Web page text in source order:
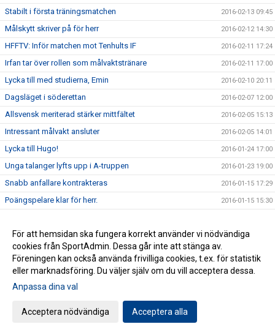
Stabilt i första träningsmatchen 2016-02-13 09:45
Målskytt skriver på för herr 2016-02-12 14:30
HFFTV: Inför matchen mot Tenhults IF 2016-02-11 17:24
Irfan tar över rollen som målvaktstränare 2016-02-11 17:00
Lycka till med studierna, Emin 2016-02-10 20:11
Dagsläget i söderettan 2016-02-07 12:00
Allsvensk meriterad stärker mittfältet 2016-02-05 15:13
Intressant målvakt ansluter 2016-02-05 14:01
Lycka till Hugo! 2016-01-24 17:00
Unga talanger lyfts upp i A-truppen 2016-01-23 19:00
Snabb anfallare kontrakteras 2016-01-15 17:29
Poängspelare klar för herr. 2016-01-15 15:30
Nytt upplägg med ny fyscoach 2016-01-12 16:05
Fler pusselbitar på plats i herrtruppen
Då gästar Cederbergs lag Vapenvallen. 2016-01-09 09:08
Herrarna stärker defensiven med karaktärspelare
Harmonisk tränare på årets första träningspass
För att hemsidan ska fungera korrekt använder vi nödvändiga
cookies från SportAdmin. Dessa går inte att stänga av.
Föreningen kan också använda frivilliga cookies, t.ex. för statistik
eller marknadsföring. Du väljer själv om du vill acceptera dessa.
Anpassa dina val
Acceptera nödvändiga Acceptera alla